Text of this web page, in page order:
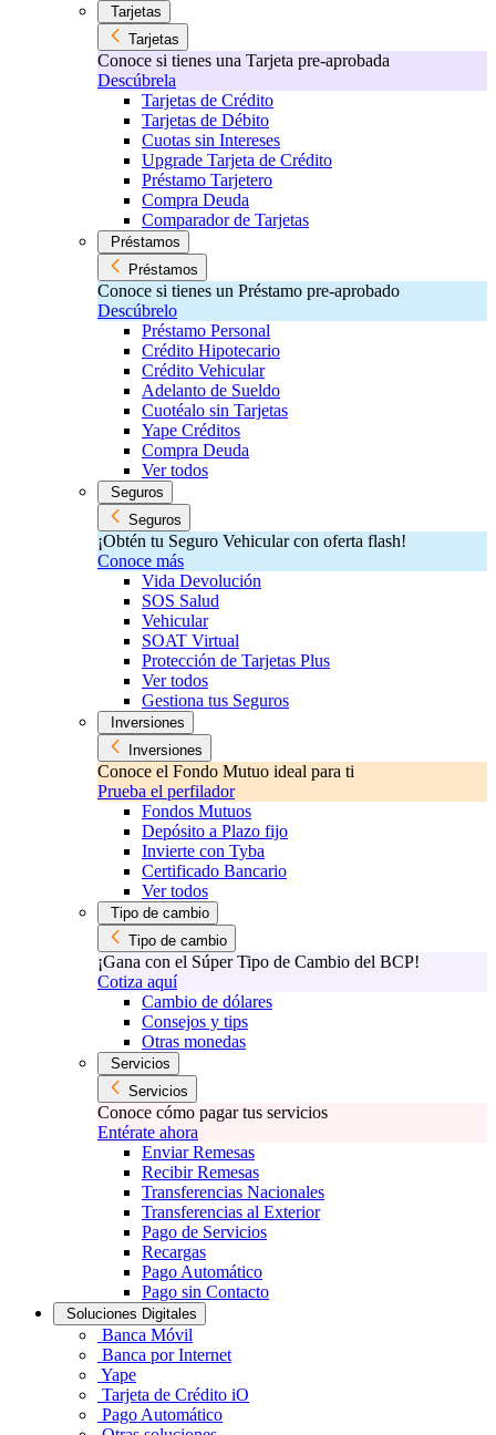
Tarjetas
Tarjetas
Conoce si tienes una Tarjeta pre-aprobada
Descúbrela
Tarjetas de Crédito
Tarjetas de Débito
Cuotas sin Intereses
Upgrade Tarjeta de Crédito
Préstamo Tarjetero
Compra Deuda
Comparador de Tarjetas
Préstamos
Préstamos
Conoce si tienes un Préstamo pre-aprobado
Descúbrelo
Préstamo Personal
Crédito Hipotecario
Crédito Vehicular
Adelanto de Sueldo
Cuotéalo sin Tarjetas
Yape Créditos
Compra Deuda
Ver todos
Seguros
Seguros
¡Obtén tu Seguro Vehicular con oferta flash!
Conoce más
Vida Devolución
SOS Salud
Vehicular
SOAT Virtual
Protección de Tarjetas Plus
Ver todos
Gestiona tus Seguros
Inversiones
Inversiones
Conoce el Fondo Mutuo ideal para ti
Prueba el perfilador
Fondos Mutuos
Depósito a Plazo fijo
Invierte con Tyba
Certificado Bancario
Ver todos
Tipo de cambio
Tipo de cambio
¡Gana con el Súper Tipo de Cambio del BCP!
Cotiza aquí
Cambio de dólares
Consejos y tips
Otras monedas
Servicios
Servicios
Conoce cómo pagar tus servicios
Entérate ahora
Enviar Remesas
Recibir Remesas
Transferencias Nacionales
Transferencias al Exterior
Pago de Servicios
Recargas
Pago Automático
Pago sin Contacto
Soluciones Digitales
Banca Móvil
Banca por Internet
Yape
Tarjeta de Crédito iO
Pago Automático